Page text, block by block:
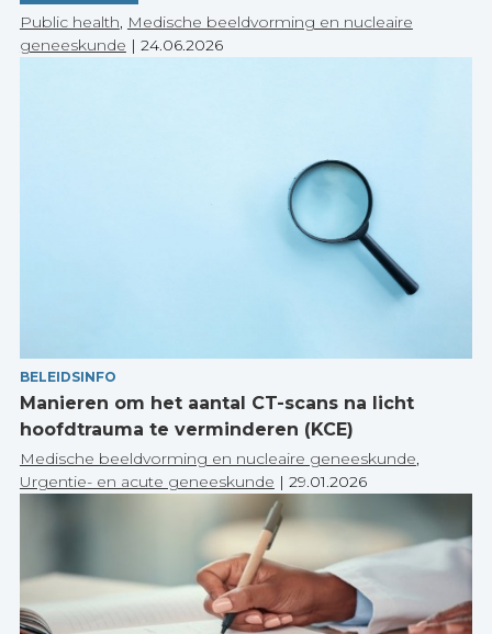
Public health, Medische beeldvorming en nucleaire
geneeskunde | 24.06.2026
BELEIDSINFO
Manieren om het aantal CT-scans na licht
hoofdtrauma te verminderen (KCE)
Medische beeldvorming en nucleaire geneeskunde,
Urgentie- en acute geneeskunde | 29.01.2026